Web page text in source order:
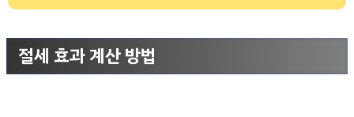
절세 효과 계산 방법